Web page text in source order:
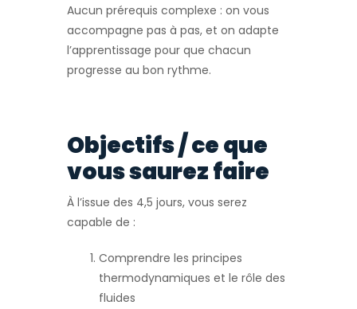
Aucun prérequis complexe : on vous
accompagne pas à pas, et on adapte
l’apprentissage pour que chacun
progresse au bon rythme.
Objectifs / ce que
vous saurez faire
À l’issue des 4,5 jours, vous serez
capable de :
Comprendre les principes
thermodynamiques et le rôle des
fluides